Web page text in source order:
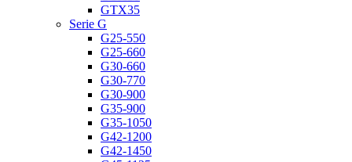
GTX35
Serie G
G25-550
G25-660
G30-660
G30-770
G30-900
G35-900
G35-1050
G42-1200
G42-1450